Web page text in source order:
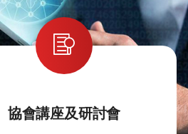
協會講座及研討會